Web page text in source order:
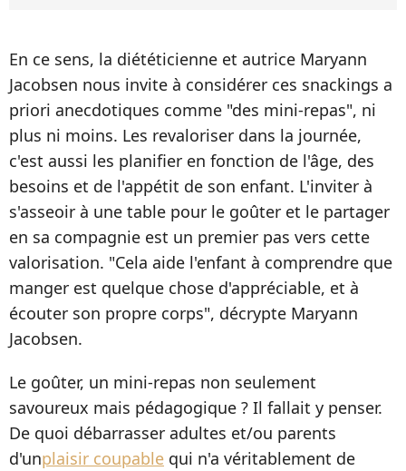
En ce sens, la diététicienne et autrice Maryann
Jacobsen nous invite à considérer ces snackings a
priori anecdotiques comme "des mini-repas", ni
plus ni moins. Les revaloriser dans la journée,
c'est aussi les planifier en fonction de l'âge, des
besoins et de l'appétit de son enfant. L'inviter à
s'asseoir à une table pour le goûter et le partager
en sa compagnie est un premier pas vers cette
valorisation. "Cela aide l'enfant à comprendre que
manger est quelque chose d'appréciable, et à
écouter son propre corps", décrypte Maryann
Jacobsen.
Le goûter, un mini-repas non seulement
savoureux mais pédagogique ? Il fallait y penser.
De quoi débarrasser adultes et/ou parents
d'unplaisir coupable qui n'a véritablement de